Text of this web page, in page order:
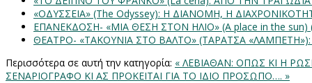
«ΟΔΥΣΣΕΙΑ» (The Odyssey): Η ΔΙΑΝΟΜΗ, Η
ΕΠΑΝΕΚΔΟΣΗ- «ΜΙΑ ΘΕΣΗ ΣΤΟΝ ΗΛΙΟ» (Α place in the
ΘΕΑΤΡΟ- «ΤΑΚΟΥΝΙΑ ΣΤΟ ΒΑΛΤΟ» (ΤΑΡΑΤΣΑ
Περισσότερα σε αυτή την κατηγορία: « ΛΕΒΙΑΘΑΝ: ΟΠΩΣ ΚΙ Η
ΣΕΝΑΡΙΟΓΡΑΦΟ ΚΙ ΑΣ ΠΡΟΚΕΙΤΑΙ ΓΙΑ ΤΟ ΙΔΙΟ ΠΡΟΣΩΠΟ…. »